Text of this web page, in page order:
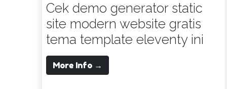
Cek demo generator static
site modern website gratis
tema template eleventy ini
More Info →